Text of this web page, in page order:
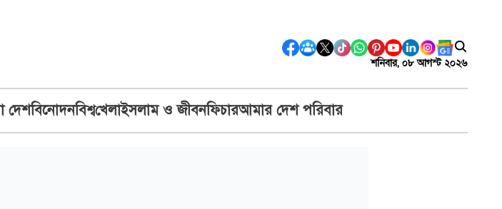
শনিবার, ০৮ আগস্ট ২০২৬
দেশবিনোদনবিশ্বখেলাইসলাম ও জীবনফিচারআমার দেশ পরিবার